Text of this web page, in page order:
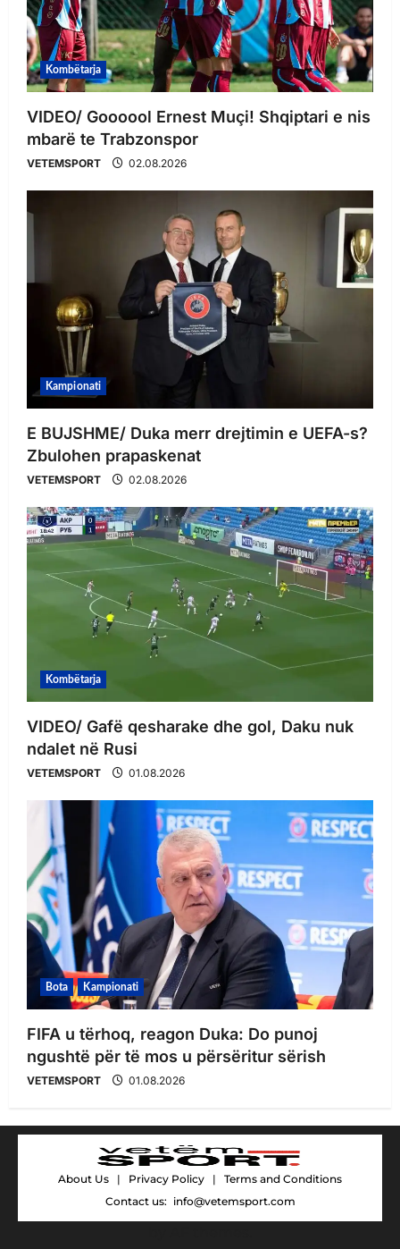
Kombëtarja
VIDEO/ Goooool Ernest Muçi! Shqiptari e nis
mbarë te Trabzonspor
VETEMSPORT 02.08.2026
Kampionati
E BUJSHME/ Duka merr drejtimin e UEFA-s?
Zbulohen prapaskenat
VETEMSPORT 02.08.2026
Kombëtarja
VIDEO/ Gafë qesharake dhe gol, Daku nuk
ndalet në Rusi
VETEMSPORT 01.08.2026
Bota Kampionati
FIFA u tërhoq, reagon Duka: Do punoj
ngushtë për të mos u përsëritur sërish
VETEMSPORT 01.08.2026
About Us | Privacy Policy |
Terms and Conditions
Contact us: info@vetemsport.com